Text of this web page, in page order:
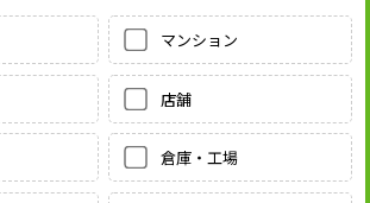
マンション
店舗
倉庫・工場